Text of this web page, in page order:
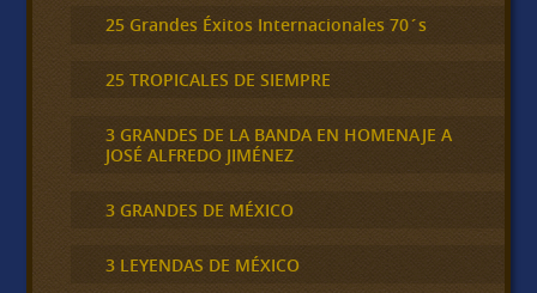
25 Grandes Éxitos Internacionales 70´s
25 TROPICALES DE SIEMPRE
3 GRANDES DE LA BANDA EN HOMENAJE A
JOSÉ ALFREDO JIMÉNEZ
3 GRANDES DE MÉXICO
3 LEYENDAS DE MÉXICO